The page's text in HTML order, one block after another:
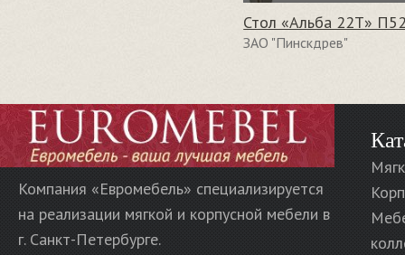
Стол «Альба 22Т»
ЗАО "Пинскдрев"
Компания «Евромебель» специализируется
на реализации мягкой и корпусной мебели в
г. Санкт-Петербурге.